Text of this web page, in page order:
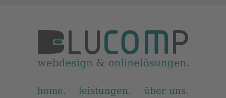
Navigation
home leistungen
über uns